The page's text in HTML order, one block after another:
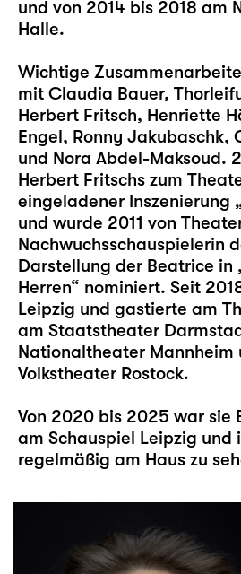
und von 2014 bis 2018 am
Halle.
Wichtige
mit Claudia Bauer,
Herbert Fritsch, Henriette
Engel, Ronny Jakubaschk,
und Nora Abdel-Maksoud.
Herbert Fritschs zum
eingeladener Inszenierung
und wurde 2011 von
Nachwuchsschauspielerin
Darstellung der Beatrice in
Herren“ nominiert. Seit
Leipzig und gastierte am
am Staatstheater
Nationaltheater Mannheim
Volkstheater Rostock.
Von 2020 bis 2025 war sie
am Schauspiel Leipzig und
regelmäßig am Haus zu